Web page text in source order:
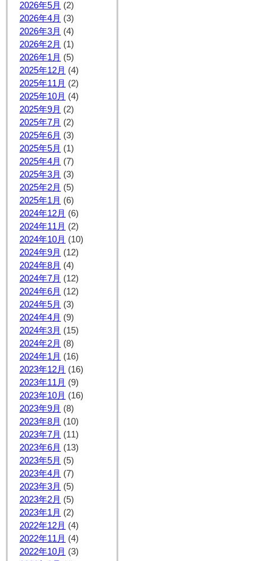
2026年5月 (2)
2026年4月 (3)
2026年3月 (4)
2026年2月 (1)
2026年1月 (5)
2025年12月 (4)
2025年11月 (2)
2025年10月 (4)
2025年9月 (2)
2025年7月 (2)
2025年6月 (3)
2025年5月 (1)
2025年4月 (7)
2025年3月 (3)
2025年2月 (5)
2025年1月 (6)
2024年12月 (6)
2024年11月 (2)
2024年10月 (10)
2024年9月 (12)
2024年8月 (4)
2024年7月 (12)
2024年6月 (12)
2024年5月 (3)
2024年4月 (9)
2024年3月 (15)
2024年2月 (8)
2024年1月 (16)
2023年12月 (16)
2023年11月 (9)
2023年10月 (16)
2023年9月 (8)
2023年8月 (10)
2023年7月 (11)
2023年6月 (13)
2023年5月 (5)
2023年4月 (7)
2023年3月 (5)
2023年2月 (5)
2023年1月 (2)
2022年12月 (4)
2022年11月 (4)
2022年10月 (3)